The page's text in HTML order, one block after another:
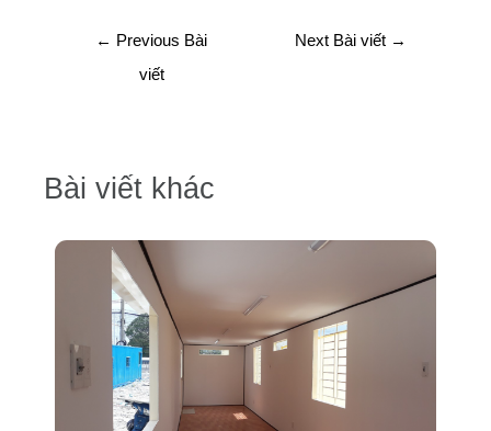
← Previous Bài
viết
Next Bài viết →
Bài viết khác